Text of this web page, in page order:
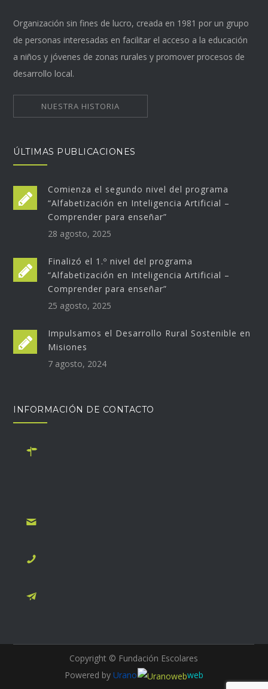
Organización sin fines de lucro, creada en 1981 por un grupo
de personas interesadas en facilitar el acceso a la educación
a niños y jóvenes de zonas rurales y promover procesos de
desarrollo local.
NUESTRA HISTORIA
ÚLTIMAS PUBLICACIONES
Comienza el segundo nivel del programa
“Alfabetización en Inteligencia Artificial –
Comprender para enseñar”
28 agosto, 2025
Finalizó el 1.º nivel del programa
“Alfabetización en Inteligencia Artificial –
Comprender para enseñar”
25 agosto, 2025
Impulsamos el Desarrollo Rural Sostenible en
Misiones
7 agosto, 2024
INFORMACIÓN DE CONTACTO
Copyright © Fundación Escolares
Powered by Urano web